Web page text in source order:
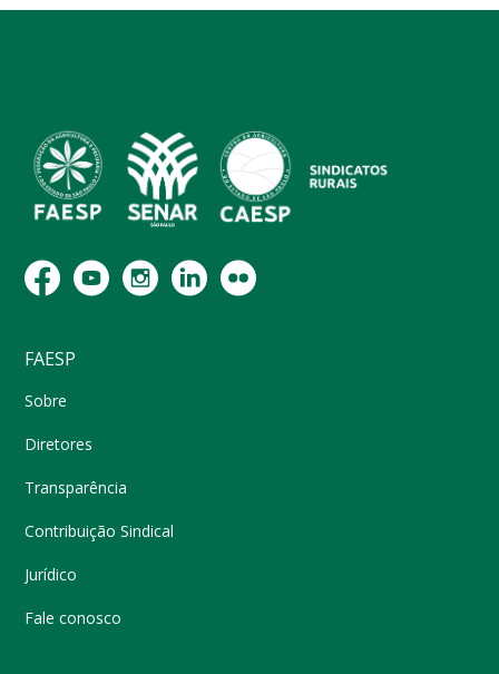
FAESP
Sobre
Diretores
Transparência
Contribuição Sindical
Jurídico
Fale conosco